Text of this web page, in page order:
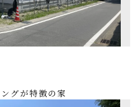
グが特徴の家